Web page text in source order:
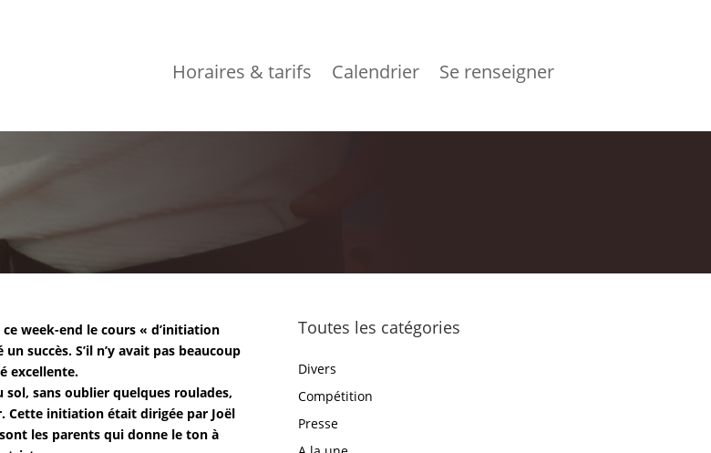
Horaires & tarifs Calendrier Se renseigner
week-end le cours « d’initiation
succès. S’il n’y avait pas beaucoup
excellente.
sans oublier quelques roulades,
Cette initiation était dirigée par Joël
les parents qui donne le ton à
Toutes les catégories
Divers
Compétition
Presse